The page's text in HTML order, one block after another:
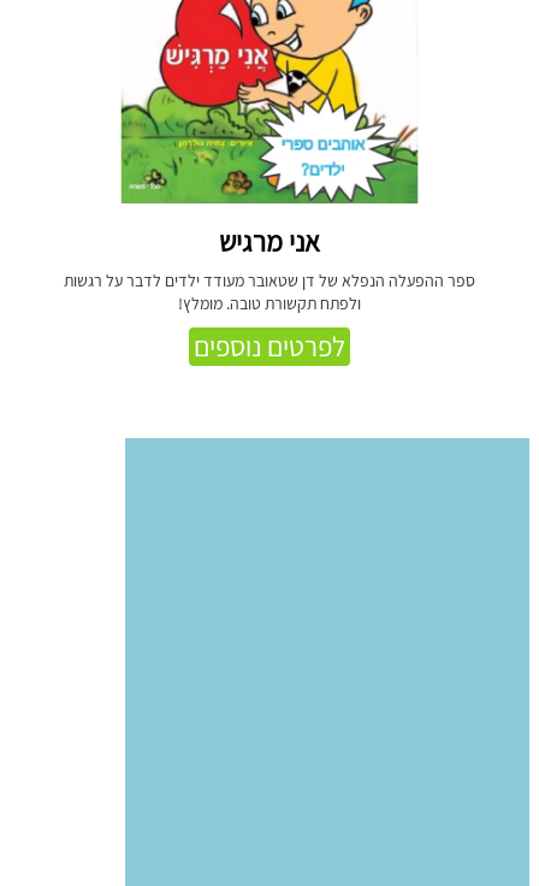
אני מרגיש
ספר ההפעלה הנפלא של דן שטאובר מעודד ילדים לדבר על רגשות
ולפתח תקשורת טובה. מומלץ!
לפרטים נוספים